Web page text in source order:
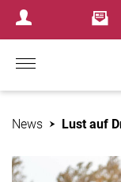
Login Menu
News Lust auf